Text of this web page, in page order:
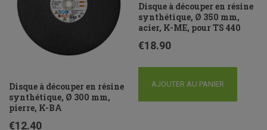
Disque à découper en résine
synthétique, Ø 300 mm,
pierre, K-BA
€12.40
Disque à découper en résine
synthétique, Ø 350 mm,
acier, K-ME, pour TS 440
€18.90
AJOUTER AU PANIER